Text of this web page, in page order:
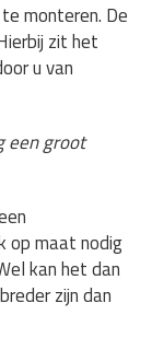
monteren. De
zit het
u van
een groot
op maat nodig
kan het dan
zijn dan